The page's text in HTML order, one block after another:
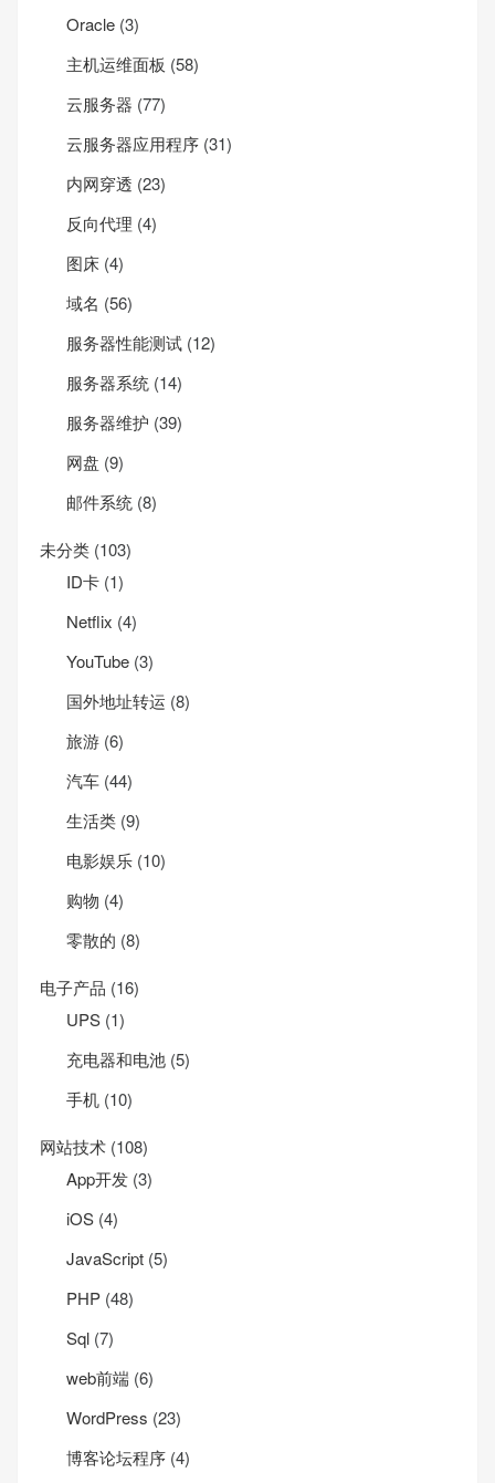
Oracle (3)
主机运维面板 (58)
云服务器 (77)
云服务器应用程序 (31)
内网穿透 (23)
反向代理 (4)
图床 (4)
域名 (56)
服务器性能测试 (12)
服务器系统 (14)
服务器维护 (39)
网盘 (9)
邮件系统 (8)
未分类 (103)
ID卡 (1)
Net­flix (4)
YouTube (3)
国外地址转运 (8)
旅游 (6)
汽车 (44)
生活类 (9)
电影娱乐 (10)
购物 (4)
零散的 (8)
电子产品 (16)
UPS (1)
充电器和电池 (5)
手机 (10)
网站技术 (108)
App开发 (3)
iOS (4)
JavaScript (5)
PHP (48)
Sql (7)
web前端 (6)
WordPress (23)
博客论坛程序 (4)